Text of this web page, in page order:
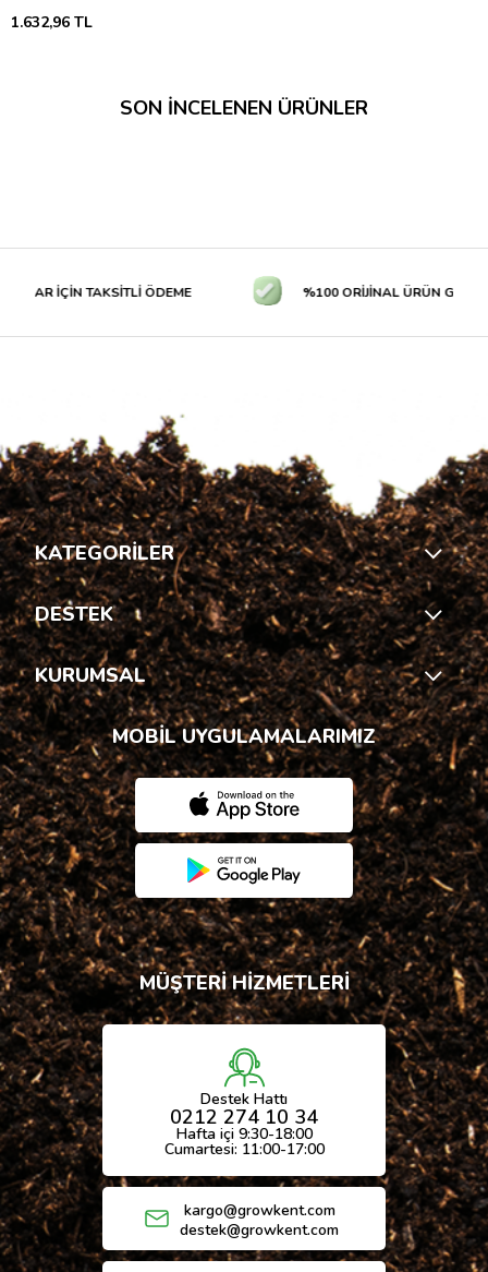
1.632,96 TL
SON İNCELENEN ÜRÜNLER
İÇİN TAKSİTLİ ÖDEME %100 ORİJİNAL ÜRÜN
KATEGORİLER
DESTEK
KURUMSAL
MOBİL UYGULAMALARIMIZ
MÜŞTERİ HİZMETLERİ
Destek Hattı
0212 274 10 34
Hafta içi 9:30-18:00
Cumartesi: 11:00-17:00
kargo@growkent.com
destek@growkent.com